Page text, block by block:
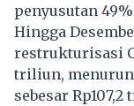
penyusutan
Hingga
restrukturisasi
triliun, menurun
sebesar